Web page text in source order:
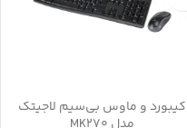
کیبورد و ماوس بی‌سیم لاجیتک